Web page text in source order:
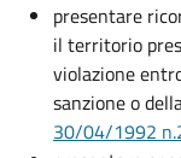
presentare
il territorio
violazione
sanzione o
30/04/1992